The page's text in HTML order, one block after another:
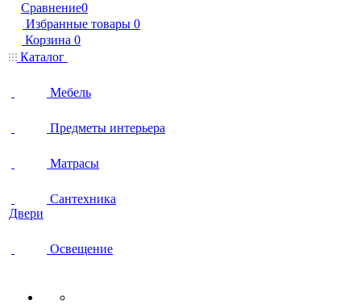
Сравнение0
Избранные товары 0
Корзина 0
Каталог
Мебель
Предметы интерьера
Матрасы
Сантехника
Двери
Освещение